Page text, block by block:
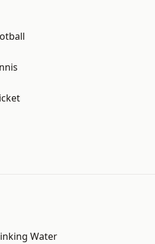
Water